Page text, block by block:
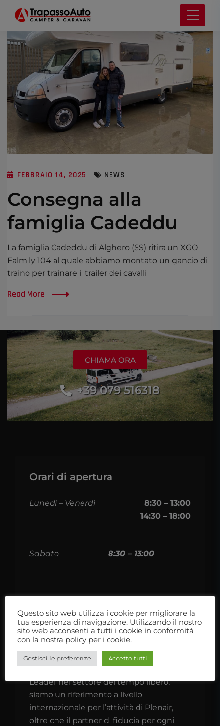
FEBBRAIO 14, 2025 NEWS
Consegna alla
famiglia Cadeddu
La famiglia Cadeddu di Alghero (SS) ritira un XGO
Falmily 104 al quale abbiamo montato un gancio di
traino per trainare il trailer dei cavalli
Read More
CHIAMA ORA
+39 079 516318
Orari di apertura
Lunedì – Venerdì
8:30 – 13:00
14:30 – 18:00
Sabato 8:30 – 13:00
TrapassoAuto
TrapassoAuto è concessionario Adria &
Sun Living per la Sardegna.
Leader nel settore del tempo libero,
siamo un riferimento a livello
internazionale per l’attività di Plenair,
oltre che il partner di fiducia per ogni
Questo sito web utilizza i cookie per migliorare la
tua esperienza di navigazione. Utilizzando il nostro
sito web acconsenti a tutti i cookie in conformità
con la nostra policy per i cookie.
Gestisci le preferenze Accetto tutti